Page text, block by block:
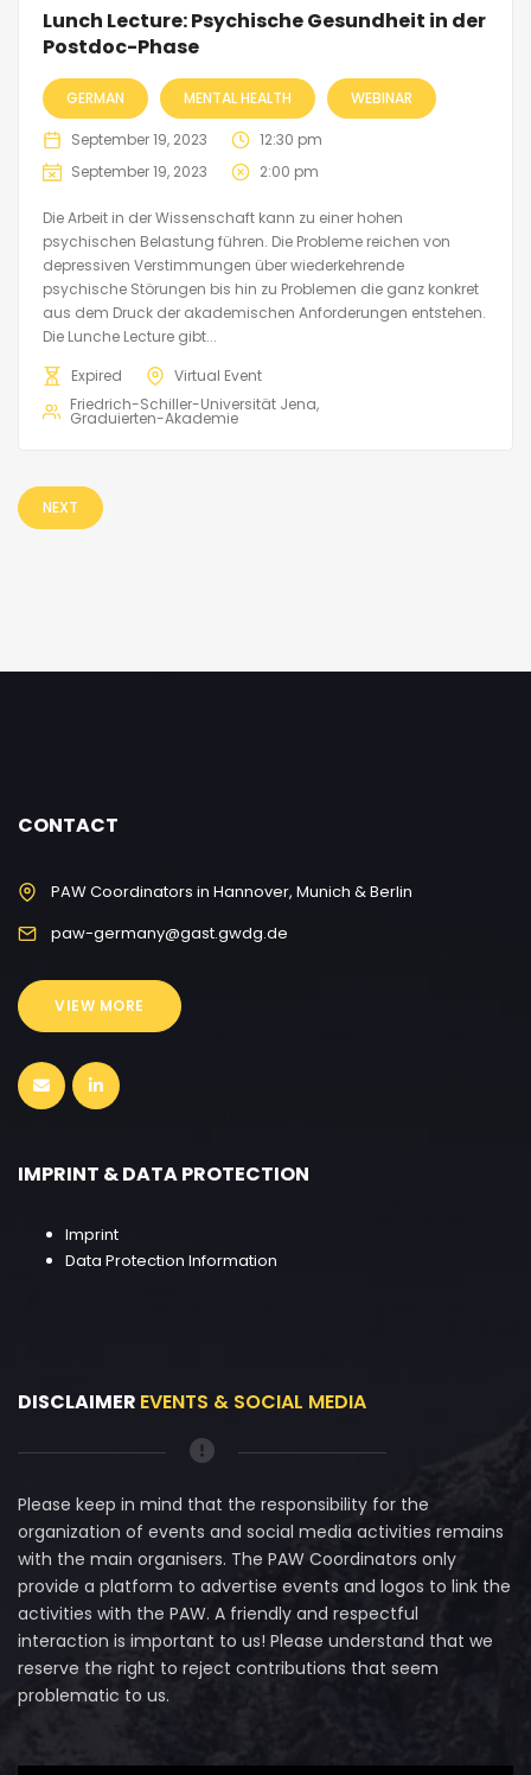
Lunch Lecture: Psychische Gesundheit in der
Postdoc-Phase
GERMAN MENTAL HEALTH WEBINAR
September 19, 2023
12:30 pm
September 19, 2023
2:00 pm
Die Arbeit in der Wissenschaft kann zu einer hohen
psychischen Belastung führen. Die Probleme reichen von
depressiven Verstimmungen über wiederkehrende
psychische Störungen bis hin zu Problemen die ganz konkret
aus dem Druck der akademischen Anforderungen entstehen.
Die Lunche Lecture gibt...
Expired
Virtual Event
Friedrich-Schiller-Universität Jena
Graduierten-Akademie
NEXT
CONTACT
PAW Coordinators in Hannover, Munich & Berlin
paw-germany@gast.gwdg.de
VIEW MORE
IMPRINT & DATA PROTECTION
Imprint
Data Protection Information
DISCLAIMER EVENTS & SOCIAL MEDIA
Please keep in mind that the responsibility for the
organization of events and social media activities remains
with the main organisers. The PAW Coordinators only
provide a platform to advertise events and logos to link the
activities with the PAW. A friendly and respectful
interaction is important to us! Please understand that we
reserve the right to reject contributions that seem
problematic to us.